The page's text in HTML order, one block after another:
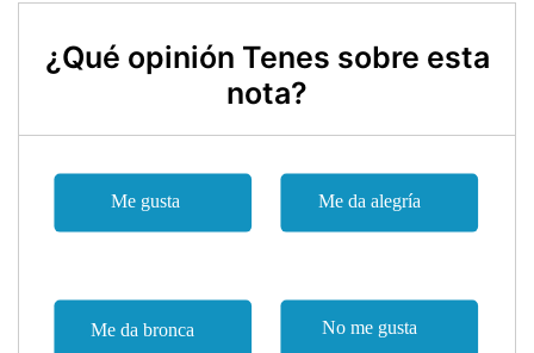
¿Qué opinión Tenes sobre esta
nota?